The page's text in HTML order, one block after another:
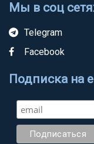
Мы в соц
Telegram
Facebook
Подписка на